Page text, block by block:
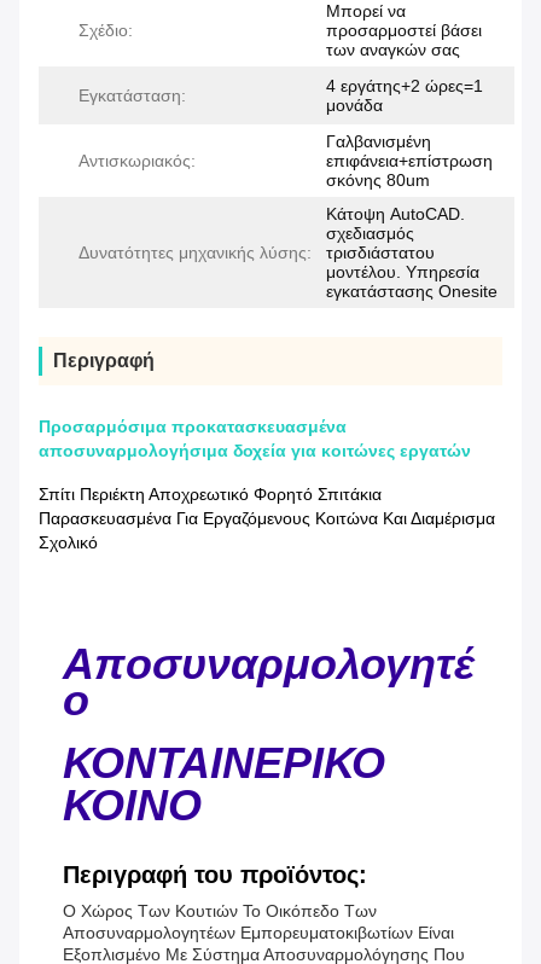
Σχέδιο:
Μπορεί να
προσαρμοστεί βάσει
των αναγκών σας
Εγκατάσταση:
4 εργάτης+2 ώρες=1
μονάδα
Αντισκωριακός:
Γαλβανισμένη
επιφάνεια+επίστρωση
σκόνης 80um
Δυνατότητες μηχανικής λύσης:
Κάτοψη AutoCAD.
σχεδιασμός
τρισδιάστατου
μοντέλου. Υπηρεσία
εγκατάστασης Onesite
Περιγραφή
Προσαρμόσιμα προκατασκευασμένα
αποσυναρμολογήσιμα δοχεία για κοιτώνες εργατών
Σπίτι Περιέκτη Αποχρεωτικό Φορητό Σπιτάκια
Παρασκευασμένα Για Εργαζόμενους Κοιτώνα Και Διαμέρισμα
Σχολικό
Αποσυναρμολογητέ
ο
ΚΟΝΤΑΙΝΕΡΙΚΟ
ΚΟΙΝΟ
Περιγραφή του προϊόντος:
Ο Χώρος Των Κουτιών Το Οικόπεδο Των
Αποσυναρμολογητέων Εμπορευματοκιβωτίων Είναι
Εξοπλισμένο Με Σύστημα Αποσυναρμολόγησης Που